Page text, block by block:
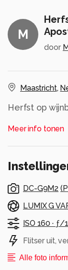
M
door
Maastricht,
Herfst op
Alle rechten
Meer info tonen
DC-G9M2 (
LUMIX G
ISO 160 · ƒ/
Flitser uit,
Alle foto